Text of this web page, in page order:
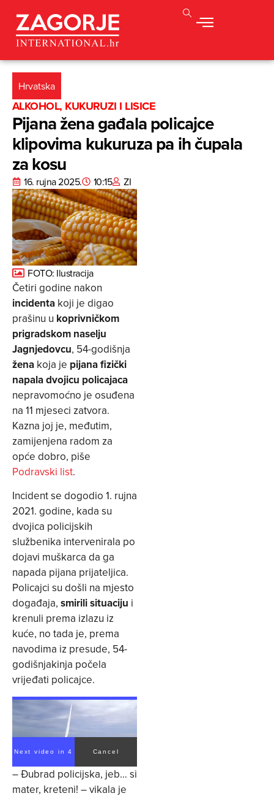
Hrvatska
ALKOHOL, KUKURUZI I LISICE
Pijana žena gađala policajce
klipovima kukuruza pa ih čupala
za kosu
16. rujna 2025. 10:15 ZI
FOTO: Ilustracija
Četiri godine nakon
incidenta koji je digao
prašinu u koprivničkom
prigradskom naselju
Jagnjedovcu, 54-godišnja
žena koja je pijana fizički
napala dvojicu policajaca
nepravomoćno je osuđena
na 11 mjeseci zatvora.
Kazna joj je, međutim,
zamijenjena radom za
opće dobro, piše
Podravski list.
Incident se dogodio 1. rujna
2021. godine, kada su
dvojica policijskih
službenika intervenirala po
dojavi muškarca da ga
napada pijana prijateljica.
Policajci su došli na mjesto
događaja, smirili situaciju i
krenuli prema izlazu iz
kuće, no tada je, prema
navodima iz presude, 54-
godišnjakinja počela
vrijeđati policajce.
Next video in 4 Cancel
– Đubrad policijska, jeb… si
mater, kreteni! – vikala je